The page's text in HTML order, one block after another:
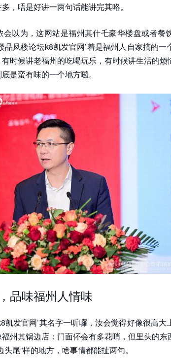
，唔是好讲一两句话能讲完其咯。
会以为，这网站是福州其什乇豪华楼盘或者餐
品凤楼论坛k8凯发官网’着是福州人自家搞的
时候讲老福州的吃喝玩乐，有时候讲生活的
是蛮有味的一个地方囉。
品味福州人情味
凯发官网’其名字一听囉，汝会觉得好像很高
州其锅边店：门面伓会有多花哨，但里头的东
尾”样的地方，啥事情都能扯两句。